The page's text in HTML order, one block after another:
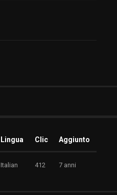
Lingua Clic Aggiunto
Italian 412 7 anni